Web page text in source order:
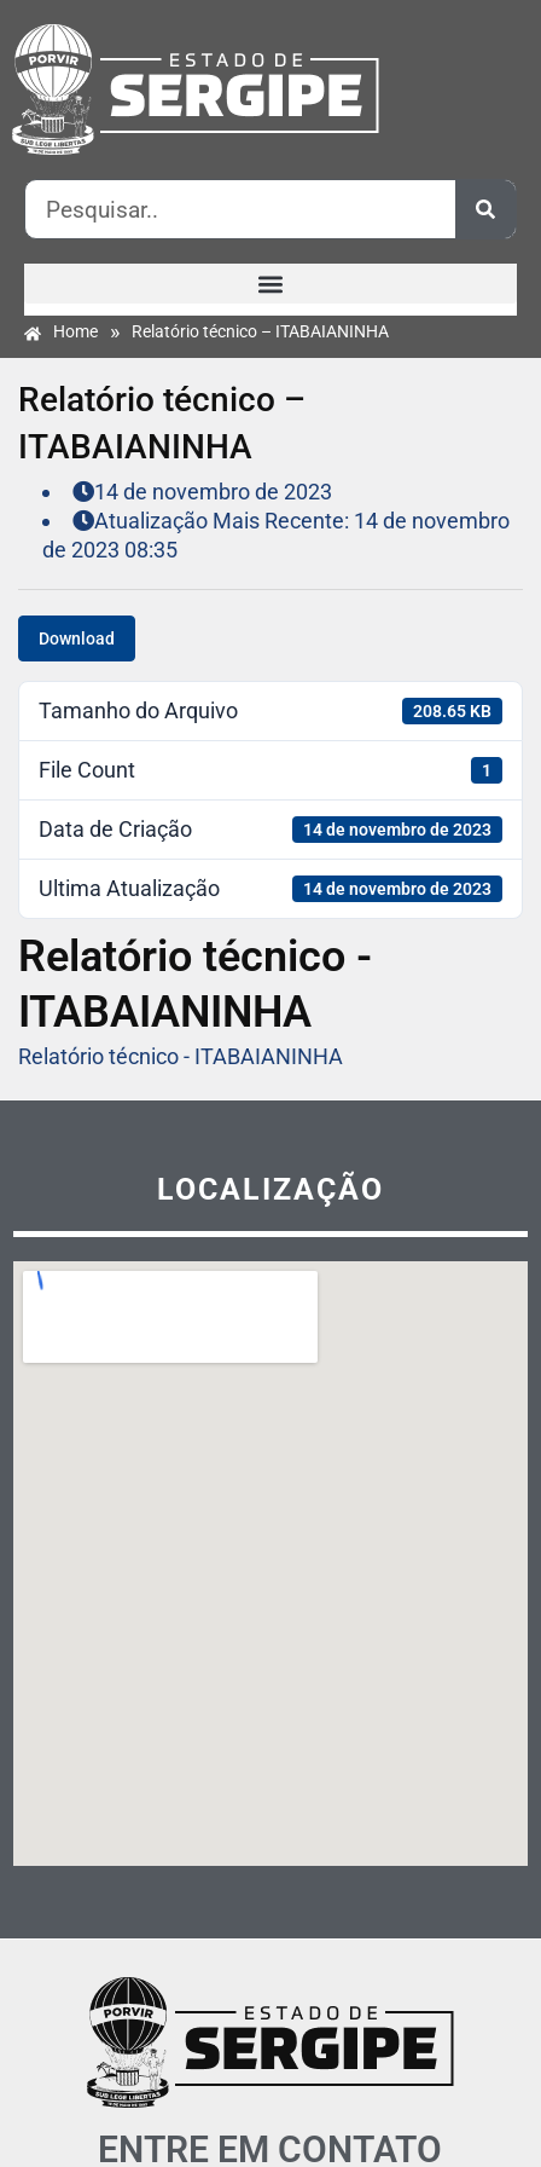
Home » Relatório técnico – ITABAIANINHA
Relatório técnico –
ITABAIANINHA
14 de novembro de 2023
Atualização Mais Recente: 14 de novembro
de 2023 08:35
Download
Tamanho do Arquivo 208.65 KB
File Count 1
Data de Criação 14 de novembro de 2023
Ultima Atualização 14 de novembro de 2023
Relatório técnico -
ITABAIANINHA
Relatório técnico - ITABAIANINHA
LOCALIZAÇÃO
ENTRE EM CONTATO